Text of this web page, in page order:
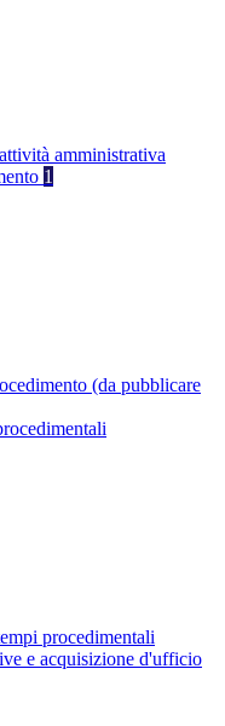
amministrativa
1
(da pubblicare
procedimentali
e acquisizione d'ufficio